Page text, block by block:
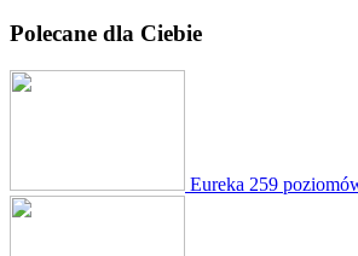
Polecane dla Ciebie
Eureka 259